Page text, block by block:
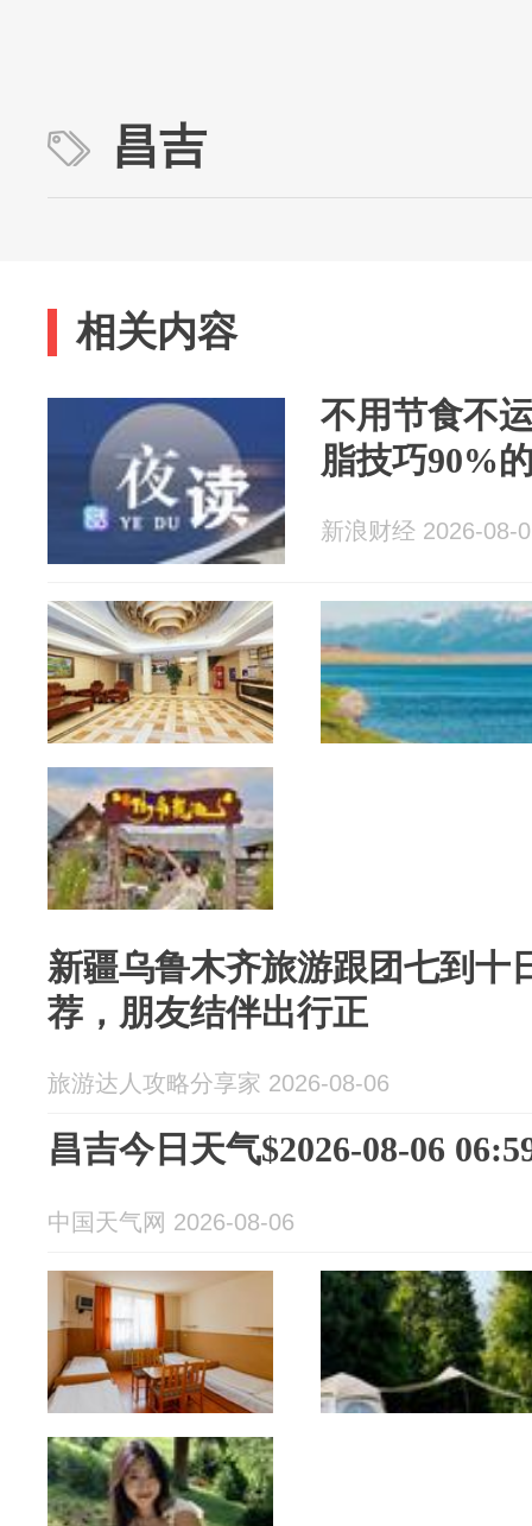
昌吉
相关内容
不用节食不
脂技巧90%
新浪财经 2026-08-
新疆乌鲁木齐旅游跟团七到十
荐，朋友结伴出行正
旅游达人攻略分享家 2026-08-06
昌吉今日天气$2026-08-06
中国天气网 2026-08-06